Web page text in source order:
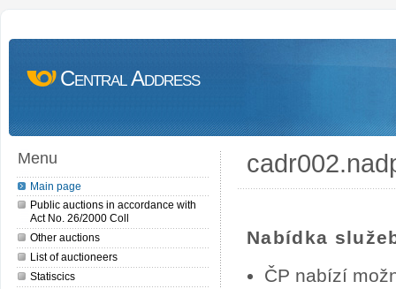
Central Address
Menu
Main page
Public auctions in accordance with
Act No. 26/2000 Coll
Other auctions
List of auctioneers
Statiscics
Nabídka
ČP nabízí